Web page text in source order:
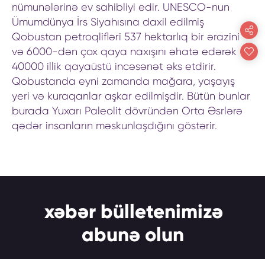
nümunələrinə ev sahibliyi edir. UNESCO-nun
Ümumdünya İrs Siyahısına daxil edilmiş
Qobustan petroqlifləri 537 hektarlıq bir ərazini
və 6000-dən çox qaya naxışını əhatə edərək
40000 illik qayaüstü incəsənət əks etdirir.
Qobustanda eyni zamanda mağara, yaşayış
yeri və kuraqanlar aşkar edilmişdir. Bütün bunlar
burada Yuxarı Paleolit dövründən Orta Əsrlərə
qədər insanların məskunlaşdığını göstərir.
xəbər bülletenimizə
abunə olun